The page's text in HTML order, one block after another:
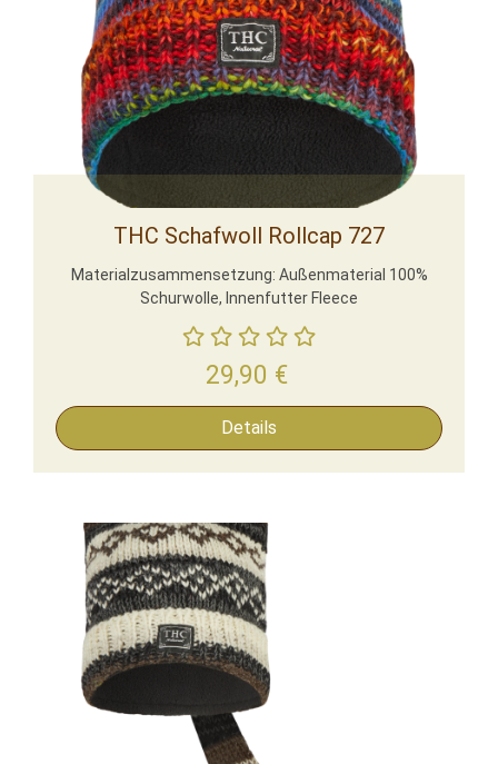
THC Schafwoll Rollcap 727
Materialzusammensetzung: Außenmaterial 100%
Schurwolle, Innenfutter Fleece
29,90 €
Details